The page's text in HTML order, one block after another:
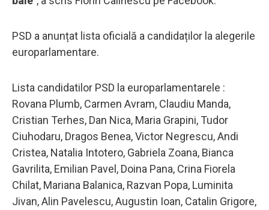
PSD a anunțat lista oficială a candidaților la alegerile
europarlamentare.
Lista candidatilor PSD la europarlamentarele :
Rovana Plumb, Carmen Avram, Claudiu Manda,
Cristian Terhes, Dan Nica, Maria Grapini, Tudor
Ciuhodaru, Dragos Benea, Victor Negrescu, Andi
Cristea, Natalia Intotero, Gabriela Zoana, Bianca
Gavrilita, Emilian Pavel, Doina Pana, Crina Fiorela
Chilat, Mariana Balanica, Razvan Popa, Luminita
Jivan, Alin Pavelescu, Augustin Ioan, Catalin Grigore,